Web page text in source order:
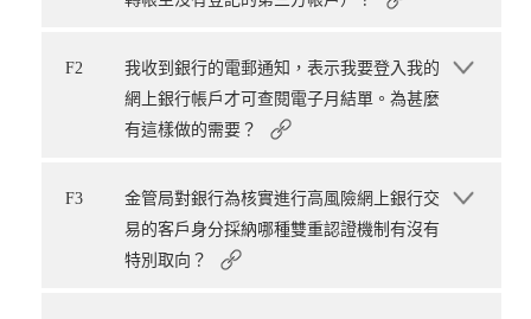
F2
我收到銀行的電郵通知，表示我要登入我的
網上銀行帳戶才可查閱電子月結單。為甚麼
有這樣做的需要？
F3
金管局對銀行為核實進行高風險網上銀行交
易的客戶身分採納哪種雙重認證機制有沒有
特別取向？